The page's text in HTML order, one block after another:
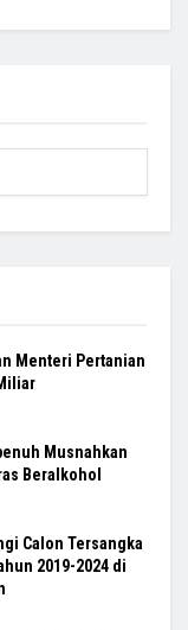
Menteri Pertanian
Musnahkan
Beralkohol
Calon Tersangka
2019-2024 di